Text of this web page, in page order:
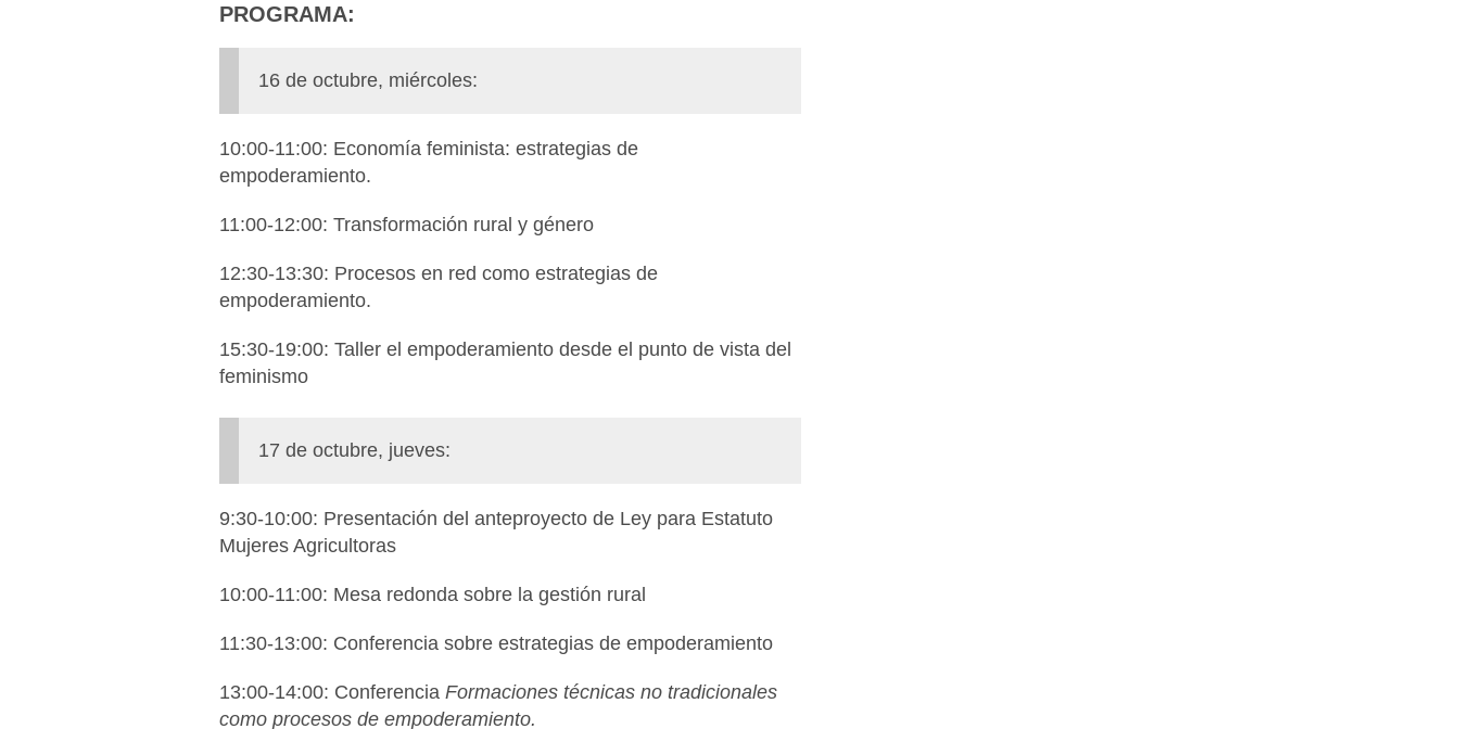
PROGRAMA:
16 de octubre, miércoles:
10:00-11:00: Economía feminista: estrategias de
empoderamiento.
11:00-12:00: Transformación rural y género
12:30-13:30: Procesos en red como estrategias de
empoderamiento.
15:30-19:00: Taller el empoderamiento desde el punto de vista del
feminismo
17 de octubre, jueves:
9:30-10:00: Presentación del anteproyecto de Ley para Estatuto
Mujeres Agricultoras
10:00-11:00: Mesa redonda sobre la gestión rural
11:30-13:00: Conferencia sobre estrategias de empoderamiento
13:00-14:00: Conferencia Formaciones técnicas no tradicionales
como procesos de empoderamiento.